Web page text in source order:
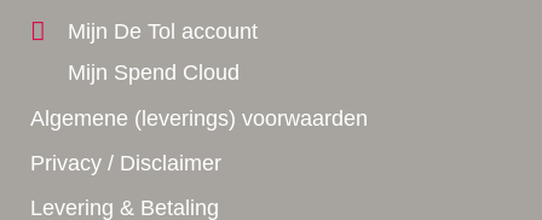
Mijn De Tol account
Mijn Spend Cloud
Algemene (leverings) voorwaarden
Privacy / Disclaimer
Levering & Betaling